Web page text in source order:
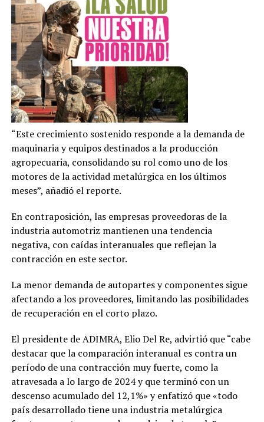
“Este crecimiento sostenido responde a la demanda de
maquinaria y equipos destinados a la producción
agropecuaria, consolidando su rol como uno de los
motores de la actividad metalúrgica en los últimos
meses”, añadió el reporte.
En contraposición, las empresas proveedoras de la
industria automotriz mantienen una tendencia
negativa, con caídas interanuales que reflejan la
contracción en este sector.
La menor demanda de autopartes y componentes sigue
afectando a los proveedores, limitando las posibilidades
de recuperación en el corto plazo.
El presidente de ADIMRA, Elio Del Re, advirtió que “cabe
destacar que la comparación interanual es contra un
período de una contracción muy fuerte, como la
atravesada a lo largo de 2024 y que terminó con un
descenso acumulado del 12,1%» y enfatizó que «todo
país desarrollado tiene una industria metalúrgica